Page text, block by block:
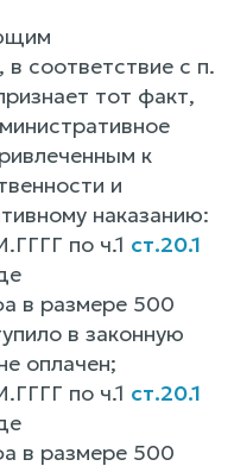
соответствие с п.
тот факт,
к
и
наказанию:
по ч.1 ст.20.1
в размере 500
в законную
оплачен;
по ч.1 ст.20.1
в размере 500